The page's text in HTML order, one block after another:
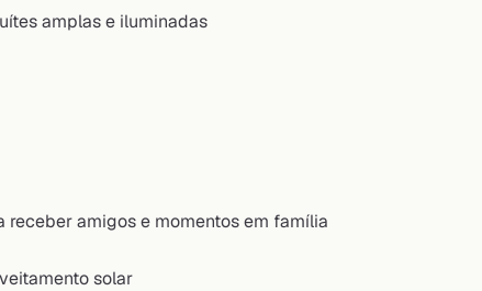
amplas e iluminadas
amigos e momentos em família
solar